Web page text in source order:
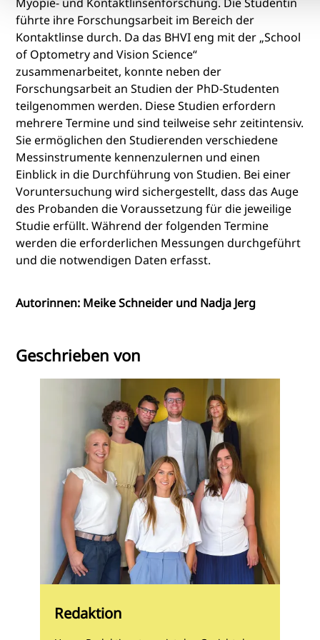
führte ihre Forschungsarbeit im Bereich der
Kontaktlinse durch. Da das BHVI eng mit der „School
of Optometry and Vision Science“
zusammenarbeitet, konnte neben der
Forschungsarbeit an Studien der PhD-Studenten
teilgenommen werden. Diese Studien erfordern
mehrere Termine und sind teilweise sehr zeitintensiv.
Sie ermöglichen den Studierenden verschiedene
Messinstrumente kennenzulernen und einen
Einblick in die Durchführung von Studien. Bei einer
Voruntersuchung wird sichergestellt, dass das Auge
des Probanden die Voraussetzung für die jeweilige
Studie erfüllt. Während der folgenden Termine
werden die erforderlichen Messungen durchgeführt
und die notwendigen Daten erfasst.
Autorinnen: Meike Schneider und Nadja Jerg
Geschrieben von
Redaktion